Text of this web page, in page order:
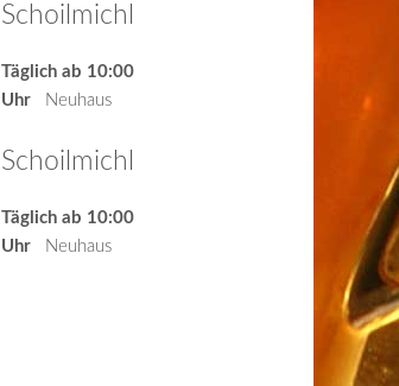
Schoilmichl
Täglich ab 10:00
Uhr
Neuhaus
Schoilmichl
Täglich ab 10:00
Uhr
Neuhaus